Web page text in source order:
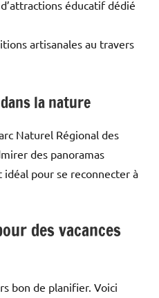
éducatif dédié
artisanales au travers
la nature
Naturel Régional des
des panoramas
pour se reconnecter à
des vacances
bon de planifier. Voici